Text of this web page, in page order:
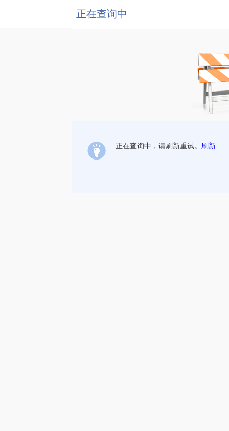
正在查询中
正在查询中，请刷新重试。 刷新